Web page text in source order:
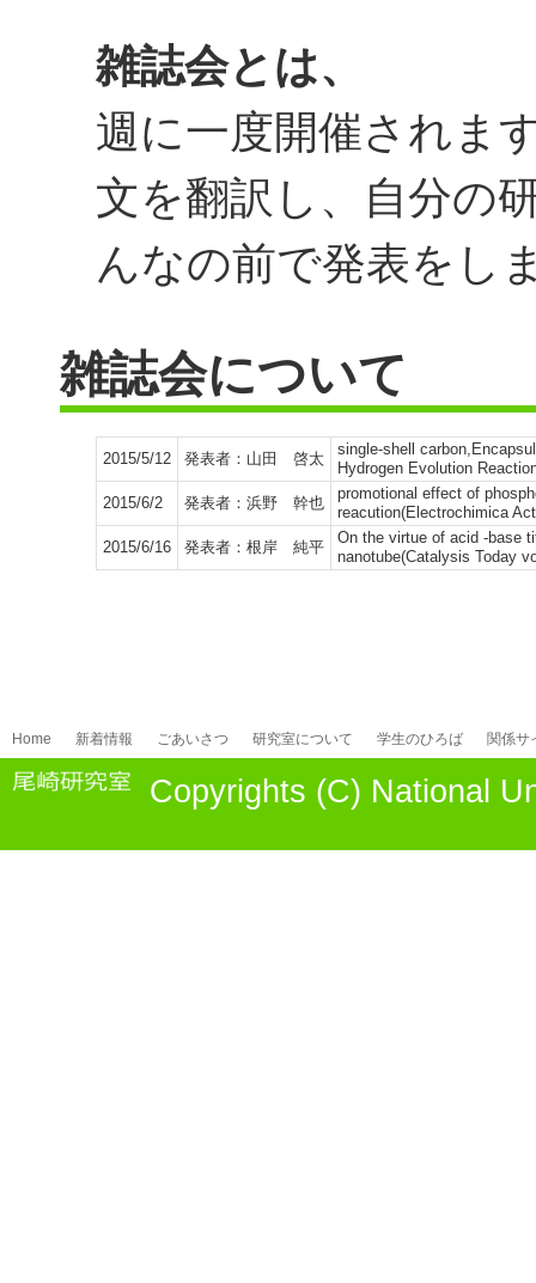
雑誌会とは、
週に一度開催されま
文を翻訳し、自分の
んなの前で発表をし
雑誌会について
2015/5/12 発表者：山田 啓太
single-shell
Hydrogen Evolution
2015/6/2
発表者：浜野 幹也
promotional effect of
reacution(Electrochimica
2015/6/16
発表者：根岸 純平
On the virtue of acid -base
nanotube(Catalysis Today
Home 新着情報 ごあいさつ 研究室について 学生のひろば 関係サ
Copyrights (C) National